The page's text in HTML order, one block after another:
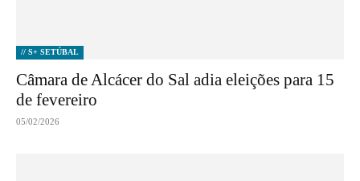
// S+ SETÚBAL
Câmara de Alcácer do Sal adia eleições para 15
de fevereiro
05/02/2026